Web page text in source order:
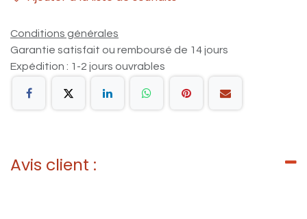
Conditions générales
Garantie satisfait ou remboursé de 14 jours
Expédition : 1-2 jours ouvrables
Avis client :